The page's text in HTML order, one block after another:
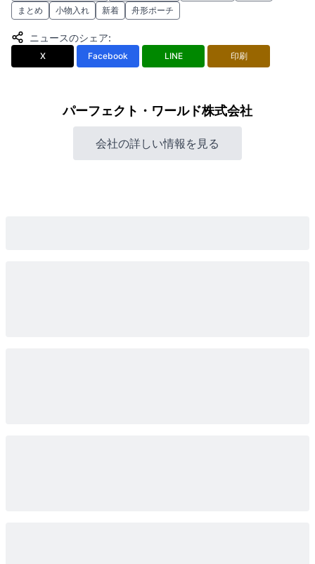
まとめ
小物入れ 新着 舟形ポーチ
ニュースのシェア:
X Facebook LINE 印刷
パーフェクト・ワールド株式会社
会社の詳しい情報を見る